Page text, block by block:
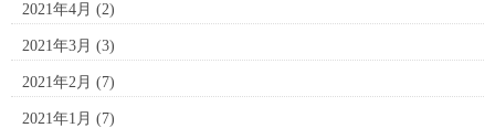
2021年4月 (2)
2021年3月 (3)
2021年2月 (7)
2021年1月 (7)